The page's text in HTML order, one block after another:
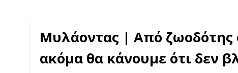
Μυλάοντας | Από ζωοδότης
ακόμα θα κάνουμε ότι δεν